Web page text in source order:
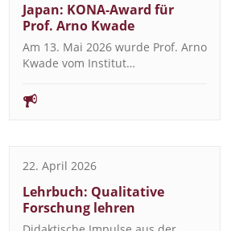
Japan: KONA-Award für
Prof. Arno Kwade
Am 13. Mai 2026 wurde Prof. Arno
Kwade vom Institut…
22. April 2026
Lehrbuch: Qualitative
Forschung lehren